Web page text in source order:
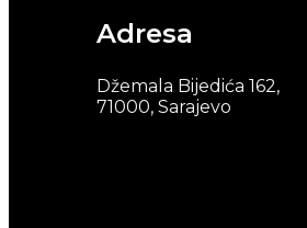
Adresa
Džemala Bijedića 162,
71000, Sarajevo